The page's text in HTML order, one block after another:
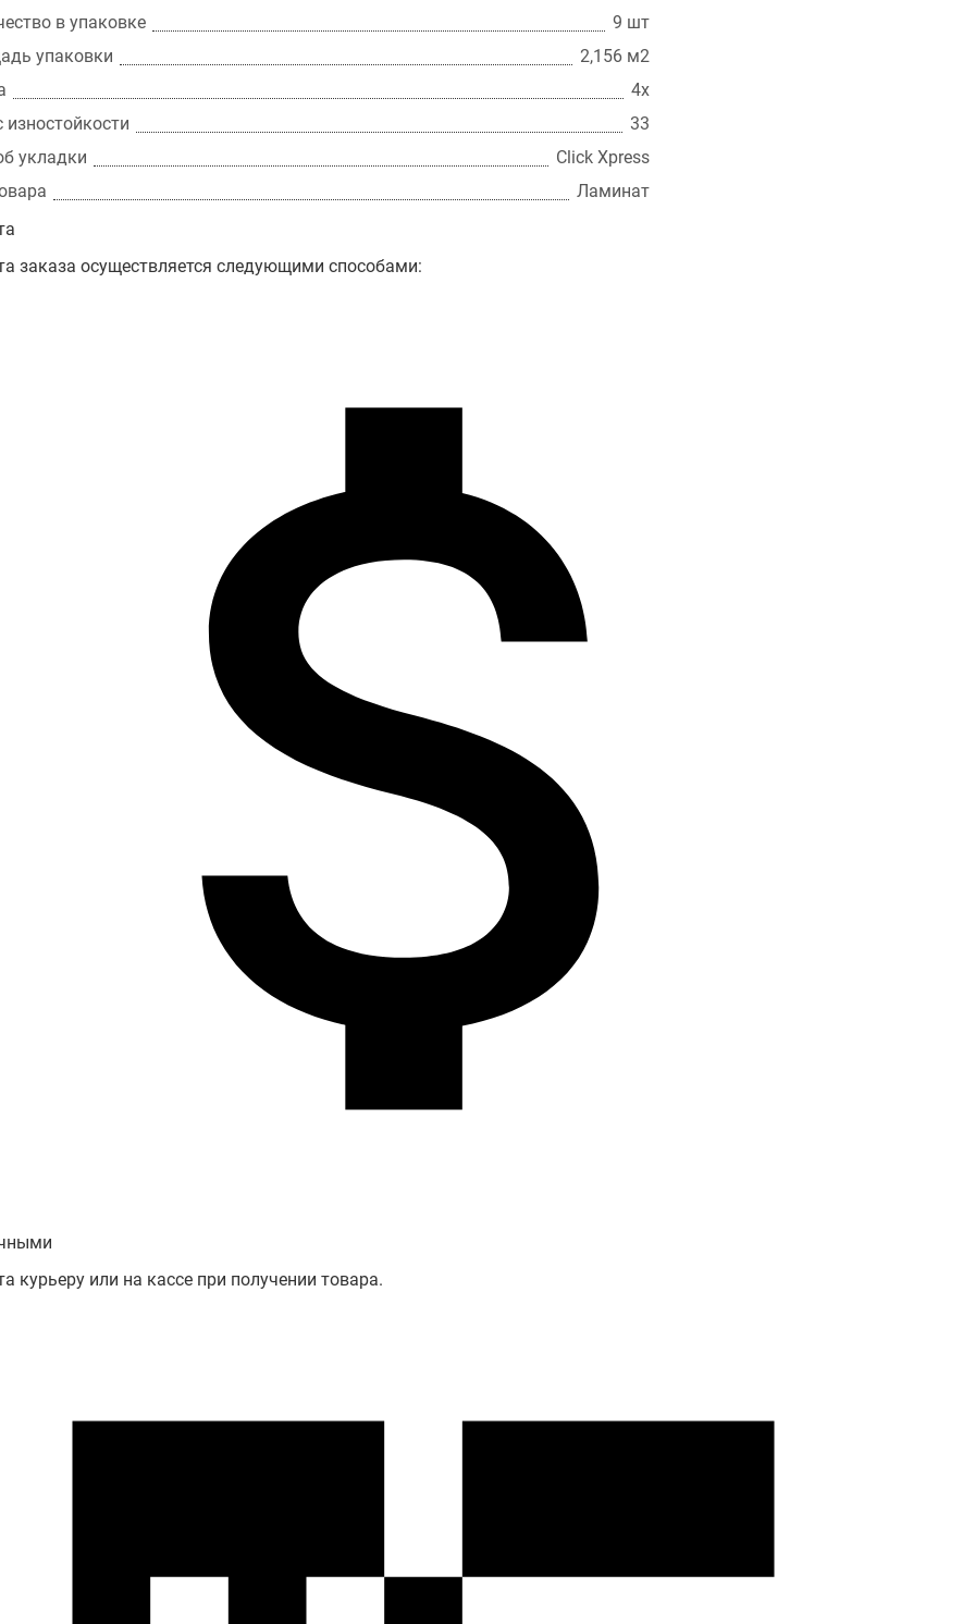
в упаковке
9 шт
упаковки
2,156 м2
4x
изностойкости
33
укладки
Click Xpress
Ламинат
заказа осуществляется следующими способами:
курьеру или на кассе при получении товара.